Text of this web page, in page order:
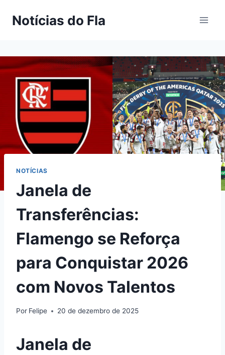
paraNotícias do Fla
NOTÍCIAS
Janela de
Transferências:
Flamengo se Reforça
para Conquistar 2026
com Novos Talentos
Por Felipe 20 de dezembro de 2025
Janela de